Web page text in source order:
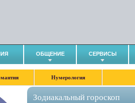
ОБЩЕНИЕ СЕРВИСЫ
Нумерология
Зодиакальный гороскоп